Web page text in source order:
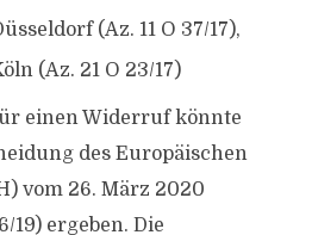
(Az. 11 O 37/17),
(Az. 21 O 23/17)
einen Widerruf könnte
des Europäischen
vom 26. März 2020
19) ergeben. Die